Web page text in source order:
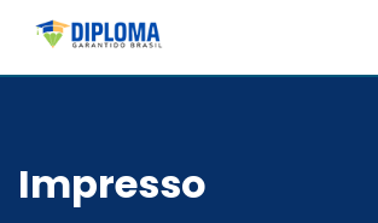
Skip
Impresso